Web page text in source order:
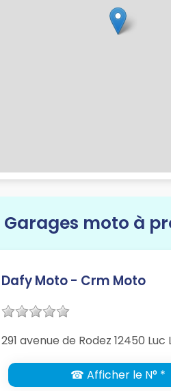
Garages moto à
Dafy Moto - Crm Moto
291 avenue de Rodez 12450
☎ Afficher le N° *